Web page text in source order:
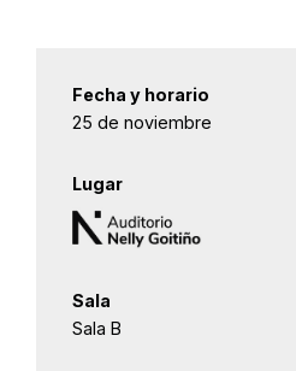
Fecha y horario
25 de noviembre
Lugar
Sala
Sala B